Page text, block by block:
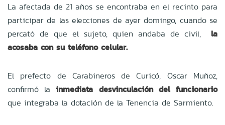
La afectada de 21 años se encontraba en el recinto para
participar de las elecciones de ayer domingo, cuando se
percató de que el sujeto, quien andaba de civil,
la
acosaba con su teléfono celular.
El prefecto de Carabineros de Curicó, Oscar Muñoz,
confirmó la inmediata desvinculación del funcionario
que integraba la dotación de la Tenencia de Sarmiento.